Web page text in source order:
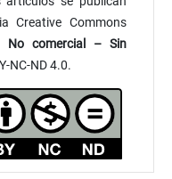
Creative Commons
No comercial – Sin
NC-ND 4.0.